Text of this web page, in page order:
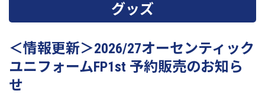
グッズ
＜情報更新＞2026/27オーセンティック
ユニフォームFP1st 予約販売のお知ら
せ